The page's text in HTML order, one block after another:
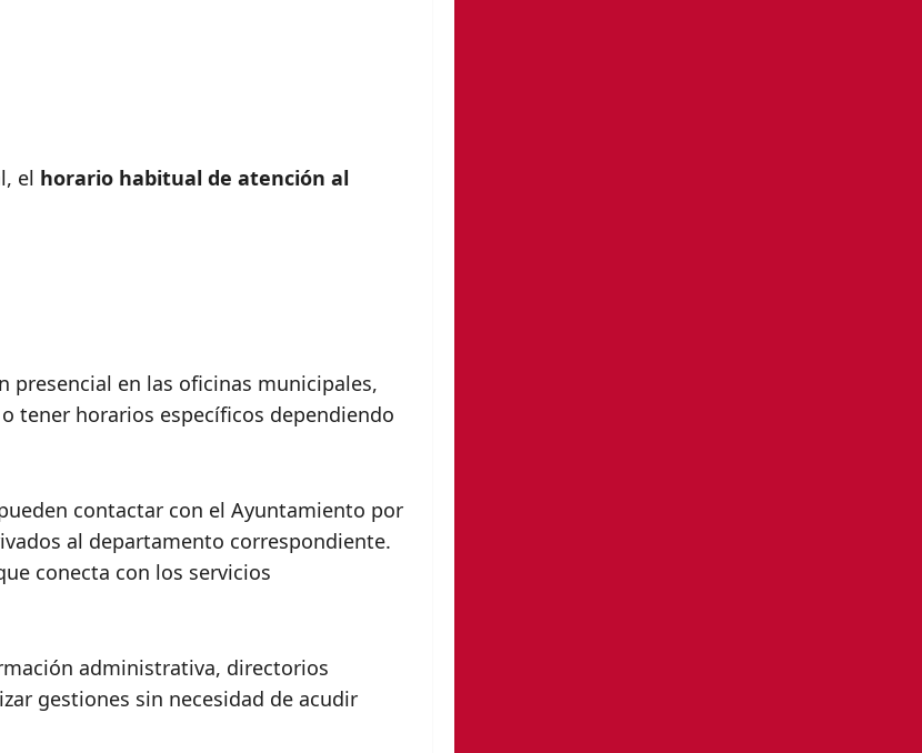
el horario habitual de atención al
presencial en las oficinas municipales,
tener horarios específicos dependiendo
contactar con el Ayuntamiento por
al departamento correspondiente.
conecta con los servicios
administrativa, directorios
gestiones sin necesidad de acudir